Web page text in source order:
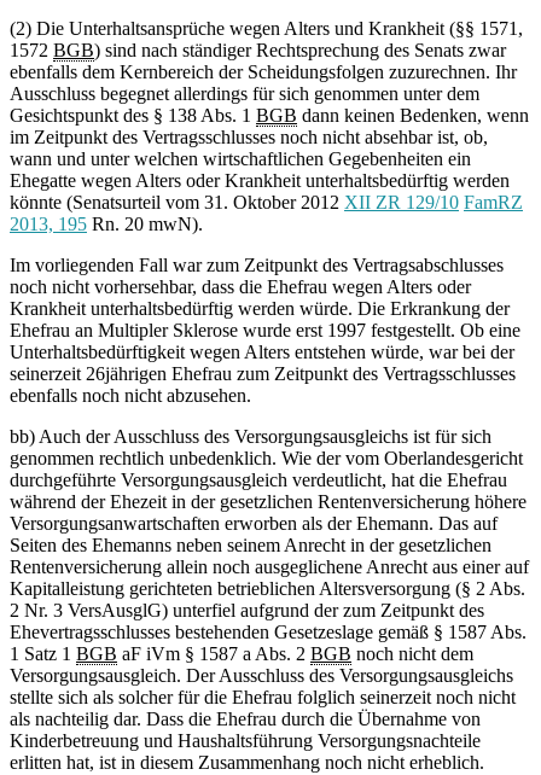
(2) Die Unterhaltsansprüche wegen Alters und Krankheit (§§ 1571,
1572 BGB) sind nach ständiger Rechtsprechung des Senats zwar
ebenfalls dem Kernbereich der Scheidungsfolgen zuzurechnen. Ihr
Ausschluss begegnet allerdings für sich genommen unter dem
Gesichtspunkt des § 138 Abs. 1 BGB dann keinen Bedenken, wenn
im Zeitpunkt des Vertragsschlusses noch nicht absehbar ist, ob,
wann und unter welchen wirtschaftlichen Gegebenheiten ein
Ehegatte wegen Alters oder Krankheit unterhaltsbedürftig werden
könnte (Senatsurteil vom 31. Oktober 2012 XII ZR 129/10 FamRZ
2013, 195 Rn. 20 mwN).
Im vorliegenden Fall war zum Zeitpunkt des Vertragsabschlusses
noch nicht vorhersehbar, dass die Ehefrau wegen Alters oder
Krankheit unterhaltsbedürftig werden würde. Die Erkrankung der
Ehefrau an Multipler Sklerose wurde erst 1997 festgestellt. Ob eine
Unterhaltsbedürftigkeit wegen Alters entstehen würde, war bei der
seinerzeit 26jährigen Ehefrau zum Zeitpunkt des Vertragsschlusses
ebenfalls noch nicht abzusehen.
bb) Auch der Ausschluss des Versorgungsausgleichs ist für sich
genommen rechtlich unbedenklich. Wie der vom Oberlandesgericht
durchgeführte Versorgungsausgleich verdeutlicht, hat die Ehefrau
während der Ehezeit in der gesetzlichen Rentenversicherung höhere
Versorgungsanwartschaften erworben als der Ehemann. Das auf
Seiten des Ehemanns neben seinem Anrecht in der gesetzlichen
Rentenversicherung allein noch ausgeglichene Anrecht aus einer auf
Kapitalleistung gerichteten betrieblichen Altersversorgung (§ 2 Abs.
2 Nr. 3 VersAusglG) unterfiel aufgrund der zum Zeitpunkt des
Ehevertragsschlusses bestehenden Gesetzeslage gemäß § 1587 Abs.
1 Satz 1 BGB aF iVm § 1587 a Abs. 2 BGB noch nicht dem
Versorgungsausgleich. Der Ausschluss des Versorgungsausgleichs
stellte sich als solcher für die Ehefrau folglich seinerzeit noch nicht
als nachteilig dar. Dass die Ehefrau durch die Übernahme von
Kinderbetreuung und Haushaltsführung Versorgungsnachteile
erlitten hat, ist in diesem Zusammenhang noch nicht erheblich.